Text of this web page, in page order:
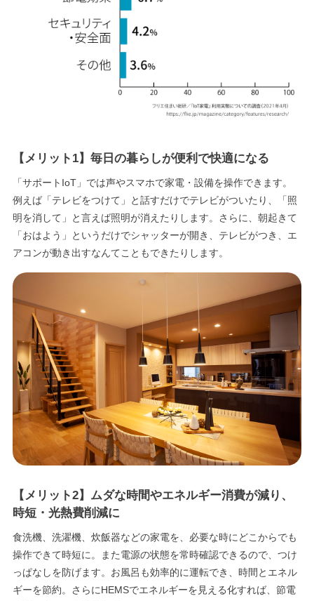
【メリット1】毎日の暮らしが便利で快適になる
「サポートIoT」では声やスマホで家電・設備を操作できます。
例えば「テレビをつけて」と話すだけでテレビがついたり、「照
明を消して」と言えば照明が消えたりします。さらに、朝起きて
「おはよう」というだけでシャッターが開き、テレビがつき、エ
アコンが動き出すなんてこともできたりします。
【メリット2】ムダな時間やエネルギー消費が減り、
時短・光熱費削減に
食洗機、洗濯機、炊飯器などの家電を、必要な時にどこからでも
操作できて時短に。また電源の状態を常時確認できるので、つけ
っぱなしを防げます。お風呂も効率的に運転でき、時間とエネル
ギーを節約。さらにHEMSでエネルギーを見える化すれば、節電